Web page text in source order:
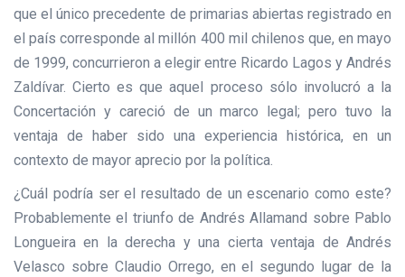
que el único precedente de primarias abiertas registrado en
el país corresponde al millón 400 mil chilenos que, en mayo
de 1999, concurrieron a elegir entre Ricardo Lagos y Andrés
Zaldívar. Cierto es que aquel proceso sólo involucró a la
Concertación y careció de un marco legal; pero tuvo la
ventaja de haber sido una experiencia histórica, en un
contexto de mayor aprecio por la política.
¿Cuál podría ser el resultado de un escenario como este?
Probablemente el triunfo de Andrés Allamand sobre Pablo
Longueira en la derecha y una cierta ventaja de Andrés
Velasco sobre Claudio Orrego, en el segundo lugar de la